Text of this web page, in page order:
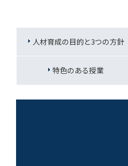
人材育成の目的と3つの方針
特色のある授業